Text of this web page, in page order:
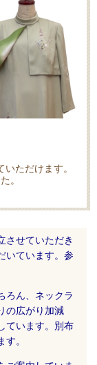
ただけます。
。
させていただき
いています。参
ろん、ネックラ
の広がり加減
います。 別布
。